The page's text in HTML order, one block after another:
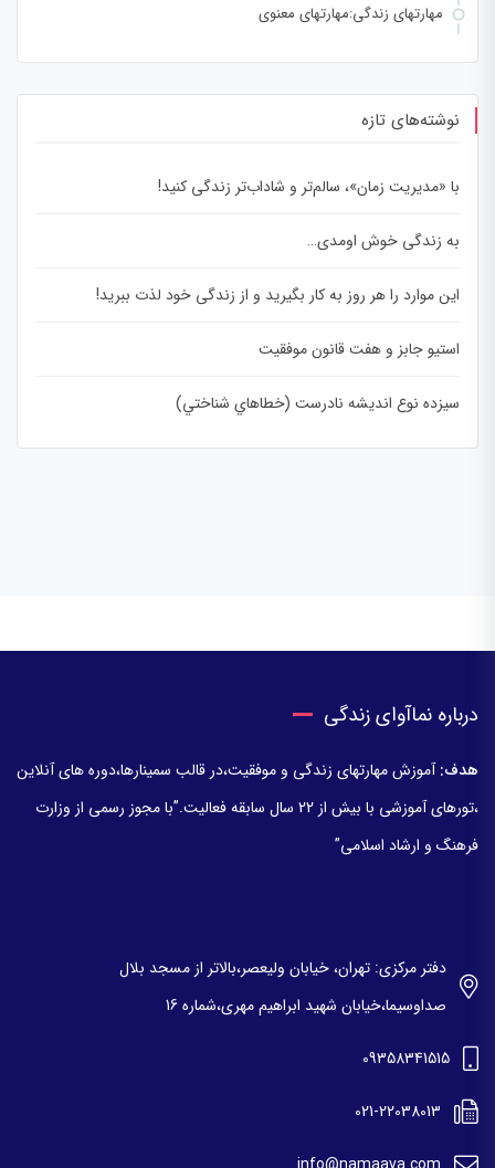
مهارتهای زندگی:مهارتهای معنوی
نوشته‌های تازه
با «مدیریت زمان»، سالم‌تر و شاداب‌تر زندگی کنید!
به زندگی خوش اومدی…
این موارد را هر روز به کار بگیرید و از زندگی خود لذت ببرید!
استیو جابز و هفت قانون موفقیت
سيزده نوع انديشه نادرست (خطاهاي شناختي)
درباره نماآوای زندگی
هدف:آموزش مهارتهای زندگی و موفقیت،در قالب سمینارها،دوره های آنلاین
،تورهای آموزشی با بیش از 22 سال سابقه فعالیت.”با مجوز رسمی از وزارت
فرهنگ و ارشاد اسلامی”
دفتر مرکزی: تهران، خیابان ولیعصر،بالاتر از مسجد بلال
صداوسیما،خیابان شهید ابراهیم مهری،شماره 16
09358341515
021-22038013